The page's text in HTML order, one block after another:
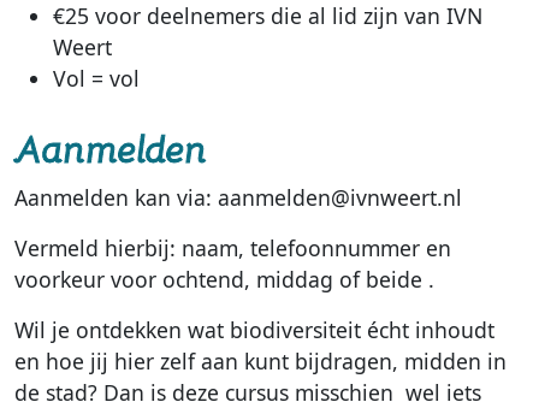
€25 voor deelnemers die al lid zijn van IVN
Weert
Vol = vol
Aanmelden
Aanmelden kan via: aanmelden@ivnweert.nl
Vermeld hierbij: naam, telefoonnummer en
voorkeur voor ochtend, middag of beide .
Wil je ontdekken wat biodiversiteit écht inhoudt
en hoe jij hier zelf aan kunt bijdragen, midden in
de stad? Dan is deze cursus misschien wel iets